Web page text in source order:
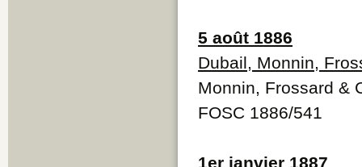
5 août 1886
Dubail, Monnin,
Monnin, Frossard &
FOSC 1886/541
1er janvier 1887